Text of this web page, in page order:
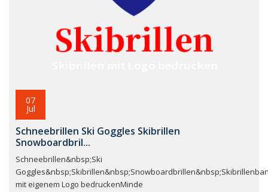
07
Jul
Schneebrillen Ski Goggles Skibrillen
Snowboardbril...
Schneebrillen&nbsp;Ski
mit eigenem Logo bedruckenMinde